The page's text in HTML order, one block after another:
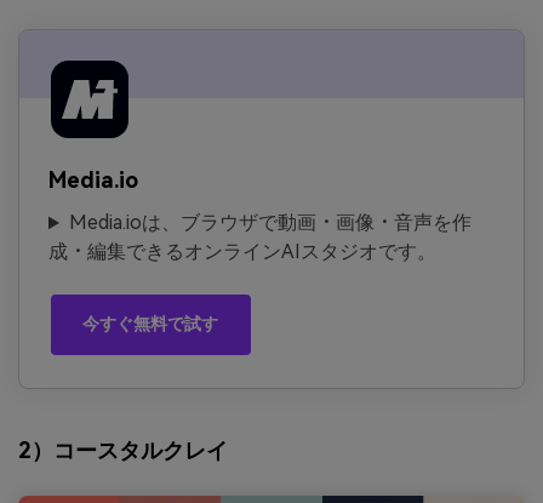
Media.io
Media.ioは、ブラウザで動画・画像・音声を作
成・編集できるオンラインAIスタジオです。
今すぐ無料で試す
2）コースタルクレイ